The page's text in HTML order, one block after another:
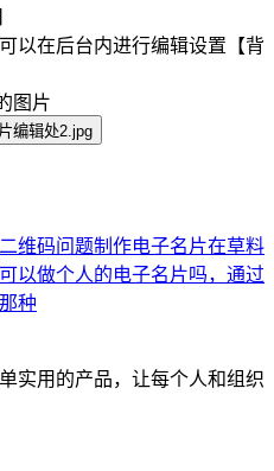
以在后台内进行编辑设置【背
图片
维码问题制作电子名片在草料
可以做个人的电子名片吗，通过
种
实用的产品，让每个人和组织